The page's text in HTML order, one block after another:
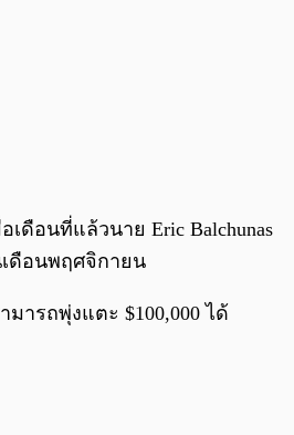
ดือนที่แล้วนาย Eric Balchunas
นเดือนพฤศจิกายน
ารถพุ่งแตะ $100,000 ได้